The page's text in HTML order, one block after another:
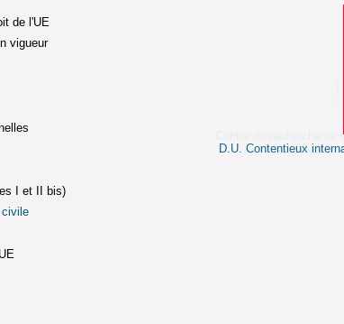
de l'UE
vigueur
I et II bis)
civile(le lien est externe)
D.U. Contentieux